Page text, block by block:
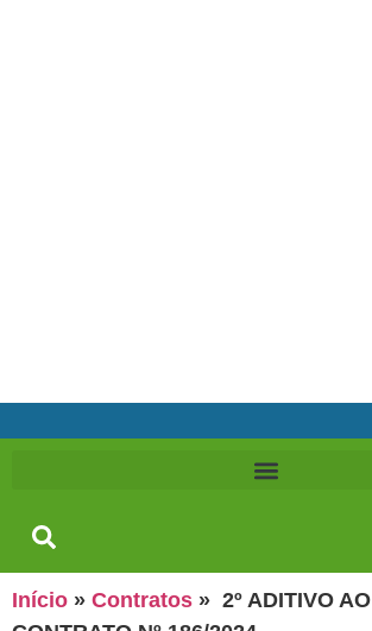
Início » Contratos » 2º ADITIVO AO